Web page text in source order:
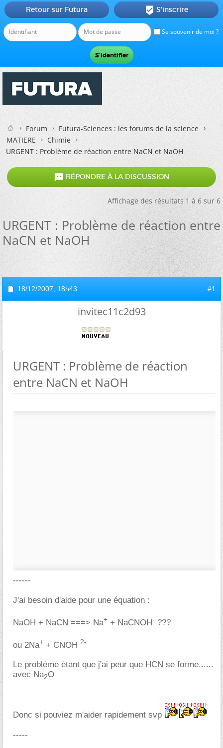
Se souvenir de moi ?
Retour sur Futura  S'inscrire
Forum
Futura-Sciences : les forums de la science
MATIERE
Chimie
URGENT : Problème de réaction entre NaCN et NaOH
 RÉPONDRE À LA DISCUSSION
Affichage des résultats 1 à 6 sur 6
URGENT : Problème de réaction entre
NaCN et NaOH
18/12/2007, 18h43 #1
invitec11c2d93
URGENT : Problème de réaction
entre NaCN et NaOH
------
J'ai besoin d'aide pour une équation :
NaOH + NaCN ===> Na+ + NaCNOH- ???
ou 2Na+ + CNOH 2-
Le problème étant que j'ai peur que HCN se forme......
avec Na2O
Donc si pouviez m'aider rapidement svp
-----